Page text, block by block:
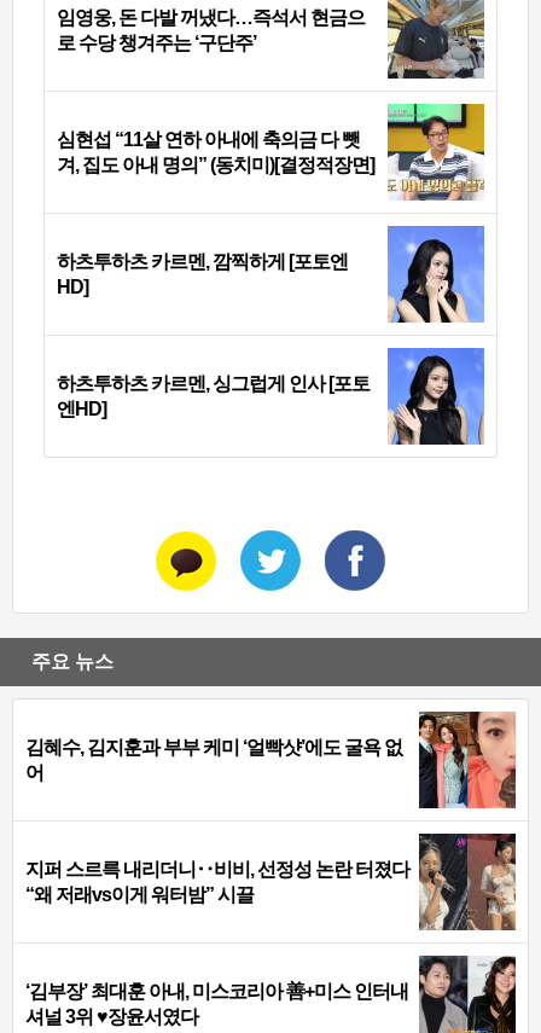
임영웅, 돈 다발 꺼냈다…즉석서 현금으
로 수당 챙겨주는 ‘구단주’
심현섭 “11살 연하 아내에 축의금 다 뺏
겨, 집도 아내 명의” (동치미)[결정적장면]
하츠투하츠 카르멘, 깜찍하게 [포토엔
HD]
하츠투하츠 카르멘, 싱그럽게 인사 [포토
엔HD]
주요 뉴스
김혜수, 김지훈과 부부 케미 ‘얼빡샷’에도 굴욕 없
어
지퍼 스르륵 내리더니‥비비, 선정성 논란 터졌다
“왜 저래vs이게 워터밤” 시끌
‘김부장’ 최대훈 아내, 미스코리아 善+미스 인터내
셔널 3위 ♥장윤서였다